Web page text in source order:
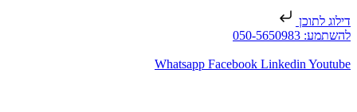
דילוג לתוכן
להשתמע: 050-5650983
Whatsapp Facebook Linkedin Youtube